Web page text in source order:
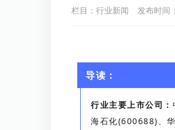
栏目：行业新闻 发布时间
导读：
行业主要上市公司：
海石化(600688)、